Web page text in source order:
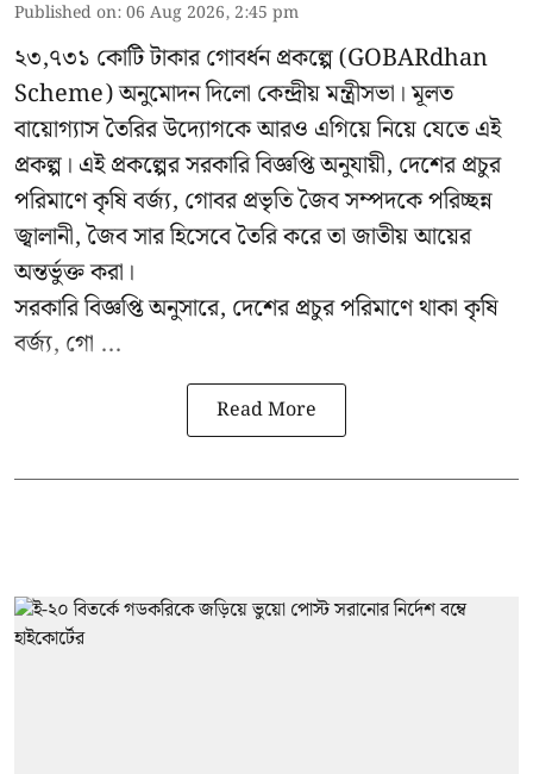
Published on:06 Aug 2026, 2:45 pm
২৩,৭৩১ কোটি টাকার গোবর্ধন প্রকল্পে (GOBARdhan
Scheme) অনুমোদন দিলো কেন্দ্রীয় মন্ত্রীসভা। মূলত
বায়োগ্যাস তৈরির উদ্যোগকে আরও এগিয়ে নিয়ে যেতে এই
প্রকল্প। এই প্রকল্পের সরকারি বিজ্ঞপ্তি অনুযায়ী, দেশের প্রচুর
পরিমাণে কৃষি বর্জ্য, গোবর প্রভৃতি জৈব সম্পদকে পরিচ্ছন্ন
জ্বালানী, জৈব সার হিসেবে তৈরি করে তা জাতীয় আয়ের
অন্তর্ভুক্ত করা।
সরকারি বিজ্ঞপ্তি অনুসারে, দেশের প্রচুর পরিমাণে থাকা কৃষি
বর্জ্য, গো ...
Read More